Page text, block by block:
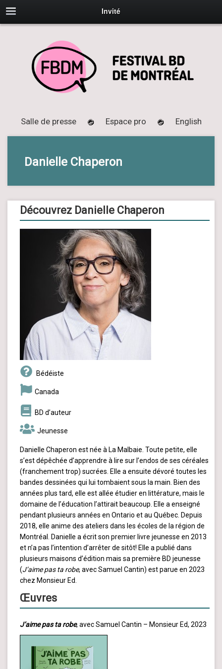
Invité
Salle de presse Espace pro English
Danielle Chaperon
Découvrez Danielle Chaperon
Bédéiste
Canada
BD d’auteur
Jeunesse
Danielle Chaperon est née à La Malbaie. Toute petite, elle
s’est dépêchée d’apprendre à lire sur l’endos de ses céréales
(franchement trop) sucrées. Elle a ensuite dévoré toutes les
bandes dessinées qui lui tombaient sous la main. Bien des
années plus tard, elle est allée étudier en littérature, mais le
domaine de l’éducation l’attirait beaucoup. Elle a enseigné
pendant plusieurs années en Ontario et au Québec. Depuis
2018, elle anime des ateliers dans les écoles de la région de
Montréal. Danielle a écrit son premier livre jeunesse en 2013
et n’a pas l’intention d’arrêter de sitôt! Elle a publié dans
plusieurs maisons d’édition mais sa première BD jeunesse
(J’aime pas ta robe, avec Samuel Cantin) est parue en 2023
chez Monsieur Ed.
Œuvres
J’aime pas ta robe, avec Samuel Cantin – Monsieur Ed, 2023